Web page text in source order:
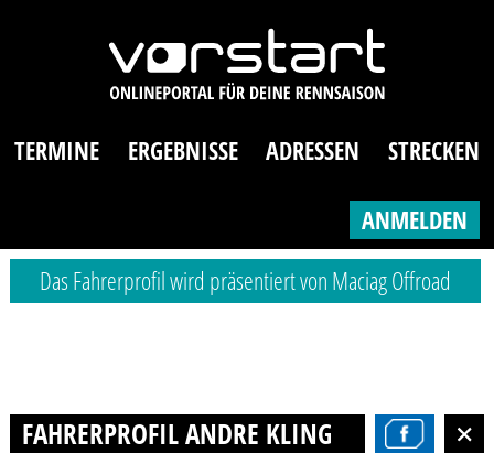
TERMINE ERGEBNISSE ADRESSEN STRECKEN
ANMELDEN
Das Fahrerprofil wird präsentiert von Maciag Offroad
FAHRERPROFIL ANDRE KLINGBEIL